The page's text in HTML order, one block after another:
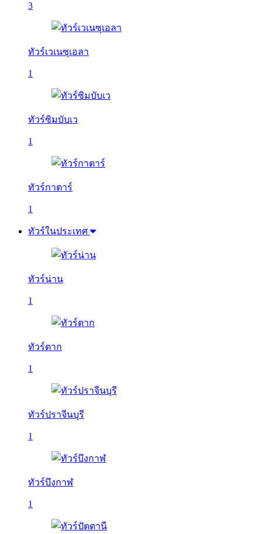
3
ทัวร์เวเนซุเอลา
1
ทัวร์ซิมบับเว
1
ทัวร์กาตาร์
1
ทัวร์ในประเทศ
ทัวร์น่าน
1
ทัวร์ตาก
1
ทัวร์ปราจีนบุรี
1
ทัวร์บึงกาฬ
1